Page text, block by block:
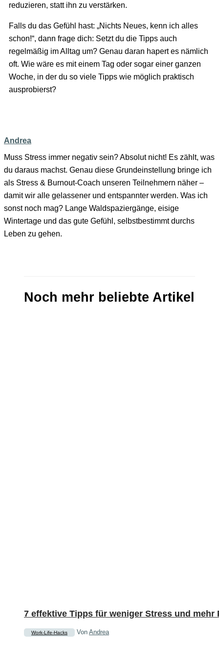
reduzieren, statt ihn zu verstärken.
Falls du das Gefühl hast: „Nichts Neues, kenn ich alles
schon!“, dann frage dich: Setzt du die Tipps auch
regelmäßig im Alltag um? Genau daran hapert es nämlich
oft. Wie wäre es mit einem Tag oder sogar einer ganzen
Woche, in der du so viele Tipps wie möglich praktisch
ausprobierst?
Andrea
Muss Stress immer negativ sein? Absolut nicht! Es zählt, was
du daraus machst. Genau diese Grundeinstellung bringe ich
als Stress & Burnout-Coach unseren Teilnehmern näher –
damit wir alle gelassener und entspannter werden. Was ich
sonst noch mag? Lange Waldspaziergänge, eisige
Wintertage und das gute Gefühl, selbstbestimmt durchs
Leben zu gehen.
Noch mehr beliebte Artikel
7 effektive Tipps für weniger Stress und
Work-Life-Hacks VonAndrea